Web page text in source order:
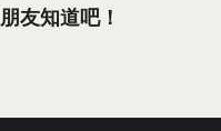
友知道吧！